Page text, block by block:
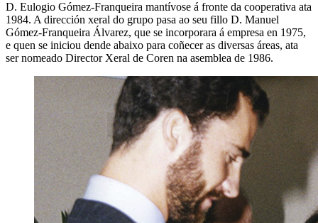
D. Eulogio Gómez-Franqueira mantívose á fronte da cooperativa ata
1984. A dirección xeral do grupo pasa ao seu fillo D. Manuel
Gómez-Franqueira Álvarez, que se incorporara á empresa en 1975,
e quen se iniciou dende abaixo para coñecer as diversas áreas, ata
ser nomeado Director Xeral de Coren na asemblea de 1986.